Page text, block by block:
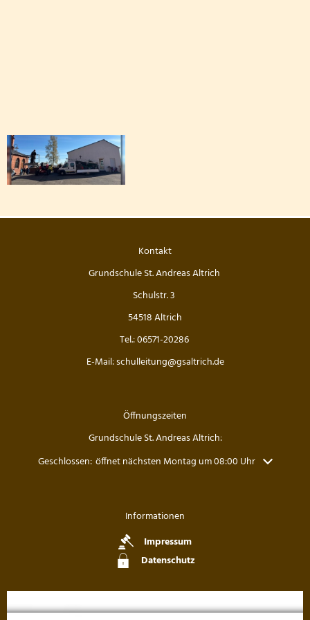
Wandertag am 24.03.2026
Die 4. Klasse war in der Wildbadmühle
Schwimmwettbewerb 2026
Rollstuhlprojekt
Die Drittklässler bei den Waldjugendspielen
Die Frösche zu Besuch in der Wildbadmühle
Fußballturnier Kreismeisterschaft der Mädchen
Knollenaktion der Bärenklasse
Sportfest der Grundschule St. Andreas Altrich
Der amtierende Vizeweltmeister im
Kreissportfest 2026
Kontakt
Grundschule St. Andreas Altrich
Schulstr. 3
54518 Altrich
Tel.: 06571-20286
E-Mail: schulleitung@gsaltrich.de
Öffnungszeiten
Grundschule St. Andreas Altrich:
Klicken, um weitere Öffnungs- oder Schließzeiten auszublenden
Geschlossen: öffnet nächsten Montag um 08:00 Uhr
Informationen
Impressum
Datenschutz